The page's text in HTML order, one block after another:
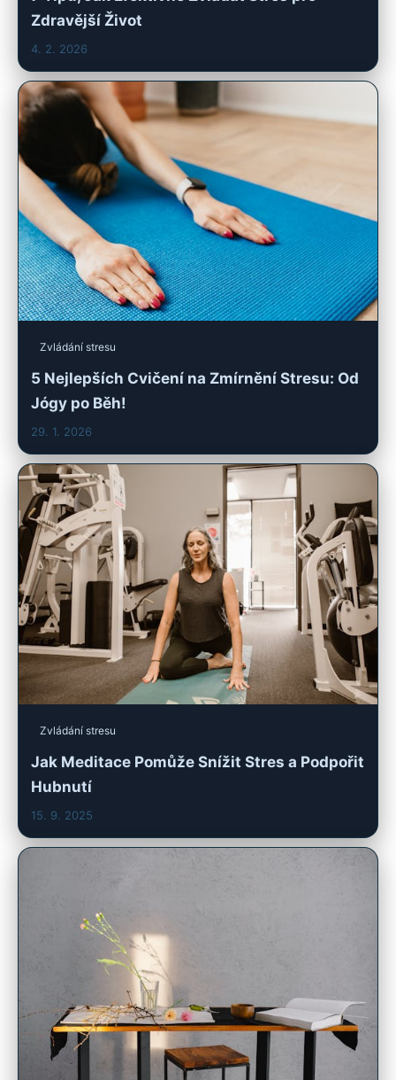
Zdravější Život
4. 2. 2026
Zvládání stresu
5 Nejlepších Cvičení na Zmírnění Stresu: Od
Jógy po Běh!
29. 1. 2026
Zvládání stresu
Jak Meditace Pomůže Snížit Stres a Podpořit
Hubnutí
15. 9. 2025